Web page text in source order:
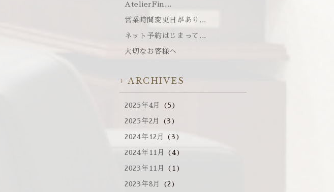
AtelierFin...
営業時間変更日があり...
ネット予約はじまって...
大切なお客様へ
ARCHIVES
2025年4月 (5)
2025年2月 (3)
2024年12月 (3)
2024年11月 (4)
2023年11月 (1)
2023年8月 (2)